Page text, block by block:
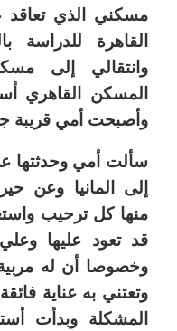
مسكني الذي
القاهرة للدراسة
وانتقالي إلى
المسكن القاهري
وأصبحت أمي قريبة
سألت أمي وحدثتها
إلى المانيا وعن
منها كل ترحيب
قد تعود عليها وعلي
وخصوصا أن له
وتعتني به عناية
المشكلة وبدأت